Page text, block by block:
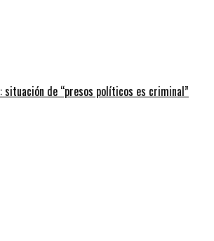
situación de “presos políticos es criminal”